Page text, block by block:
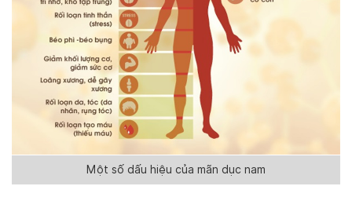
Một số dấu hiệu của mãn dục nam